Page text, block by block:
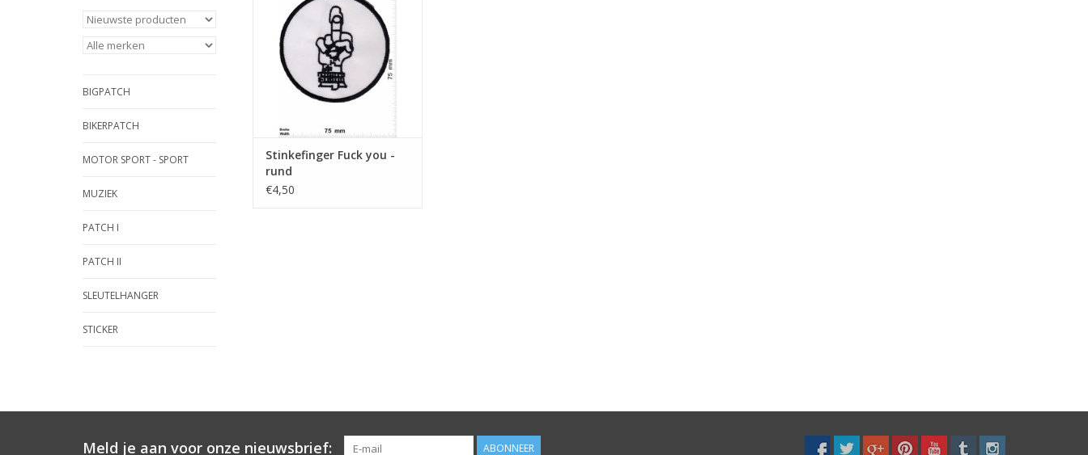
BIGPATCH
BIKERPATCH
MOTOR SPORT - SPORT
MUZIEK
PATCH I
PATCH II
SLEUTELHANGER
STICKER
Stinkefinger Fuck you -
rund
€4,50
Meld je aan voor onze nieuwsbrief: ABONNEER